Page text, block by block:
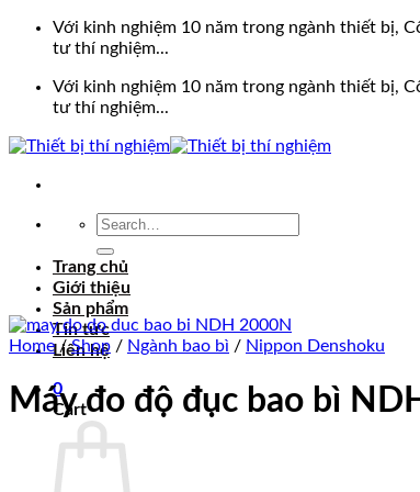
dung
Với kinh nghiệm 10 năm trong ngành thiết bị,
tư thí nghiệm...
Với kinh nghiệm 10 năm trong ngành thiết bị,
tư thí nghiệm...
Search
Trang chủ
Giới thiệu
Sản phẩm
Tin tức
Liên hệ
0
Cart
Home / Shop / Ngành bao bì / Nippon Denshoku
Máy đo độ đục bao bì